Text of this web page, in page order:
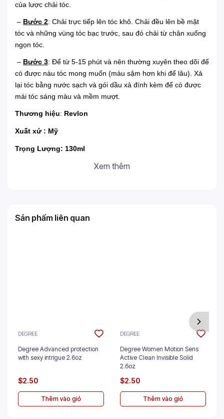
của lược chải tóc.
– Bước 2: Chải trực tiếp lên tóc khô. Chải đều lên bề mặt
tóc và những vùng tóc bạc trước, sau đó chải từ chân xuống
ngọn tóc.
– Bước 3: Để từ 5-15 phút và nên thường xuyên theo dõi để
có được nàu tóc mong muốn (màu sậm hơn khi để lâu). Xả
lại tóc bằng nước sạch và gói dầu xả đính kèm để có được
mái tóc sáng màu và mềm mượt.
Thương hiệu: Revlon
Xuất xứ : Mỹ
Trọng Lượng: 130ml
Xem thêm
Sản phẩm liên quan
DEGREE
Degree Advanced protection
with sexy intrigue 2.6oz
$2.50
Thêm vào giỏ
DEGREE
Degree Women Motion Sens
Active Clean Invisible Solid
2.6oz
$2.50
Thêm vào giỏ